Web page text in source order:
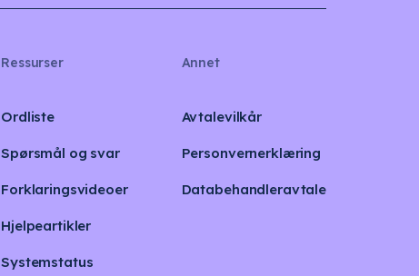
Ressurser
Ordliste
Spørsmål og svar
Forklaringsvideoer
Hjelpeartikler
Systemstatus
Annet
Avtalevilkår
Personvernerklæring
Databehandleravtale